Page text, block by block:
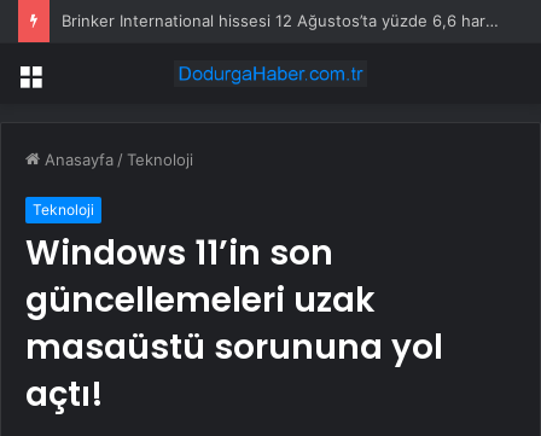
Brinker International hissesi 12 Ağustos’ta yüzde 6,6 hareket edebilir
Menü
Anasayfa /Teknoloji
Teknoloji
Windows 11’in son
güncellemeleri uzak
masaüstü sorununa yol
açtı!